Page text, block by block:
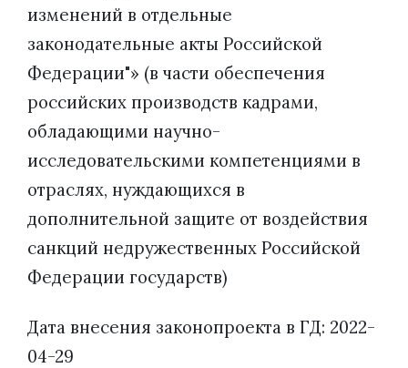
изменений в отдельные
законодательные акты Российской
Федерации"» (в части обеспечения
российских производств кадрами,
обладающими научно-
исследовательскими компетенциями в
отраслях, нуждающихся в
дополнительной защите от воздействия
санкций недружественных Российской
Федерации государств)
Дата внесения законопроекта в ГД: 2022-
04-29